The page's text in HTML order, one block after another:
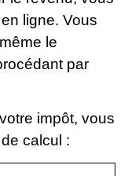
ligne. Vous
le
par
impôt, vous
calcul :